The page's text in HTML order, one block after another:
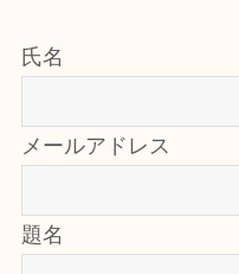
氏名
メールアドレス
題名